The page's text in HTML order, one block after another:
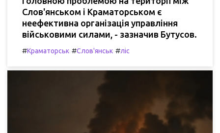
Слов'янськом і Краматорськом є
неефективна організація управління
військовими силами, - зазначив Бутусов.
#Краматорськ #Слов'янськ #ліс